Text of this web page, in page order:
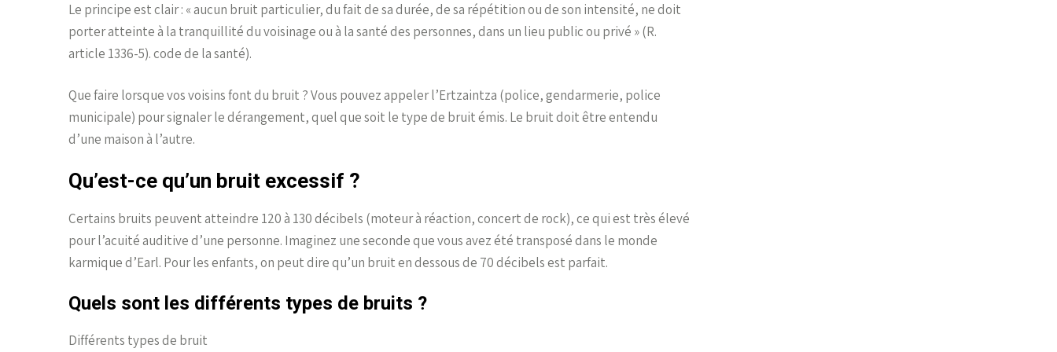
Le principe est clair : « aucun bruit particulier, du fait de sa durée, de sa répétition ou de son intensité, ne doit
porter atteinte à la tranquillité du voisinage ou à la santé des personnes, dans un lieu public ou privé » (R.
article 1336-5). code de la santé).
Que faire lorsque vos voisins font du bruit ? Vous pouvez appeler l’Ertzaintza (police, gendarmerie, police
municipale) pour signaler le dérangement, quel que soit le type de bruit émis. Le bruit doit être entendu
d’une maison à l’autre.
Qu’est-ce qu’un bruit excessif ?
Certains bruits peuvent atteindre 120 à 130 décibels (moteur à réaction, concert de rock), ce qui est très élevé
pour l’acuité auditive d’une personne. Imaginez une seconde que vous avez été transposé dans le monde
karmique d’Earl. Pour les enfants, on peut dire qu’un bruit en dessous de 70 décibels est parfait.
Quels sont les différents types de bruits ?
Différents types de bruit